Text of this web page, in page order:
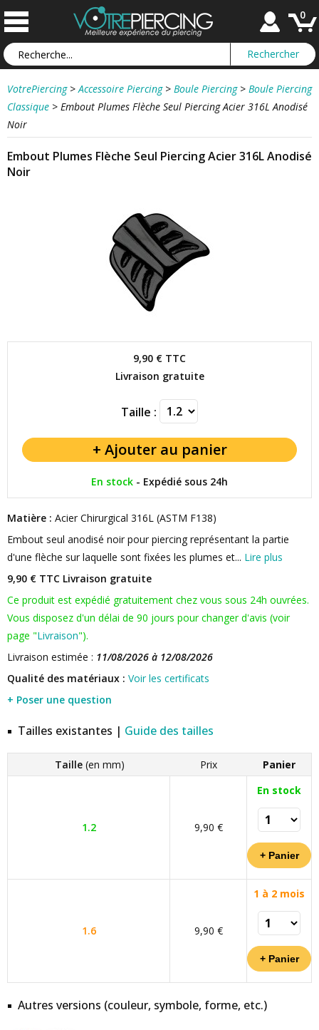
0
VotrePiercing > Accessoire Piercing > Boule Piercing > Boule Piercing
Classique > Embout Plumes Flèche Seul Piercing Acier 316L Anodisé
Noir
Embout Plumes Flèche Seul Piercing Acier 316L Anodisé
Noir
9,90 € TTC
Livraison gratuite
Taille :
En stock - Expédié sous 24h
Matière : Acier Chirurgical 316L (ASTM F138)
Embout seul anodisé noir pour piercing représentant la partie
d'une flèche sur laquelle sont fixées les plumes et... Lire plus
9,90 € TTC Livraison gratuite
Ce produit est expédié gratuitement chez vous sous 24h ouvrées.
Vous disposez d'un délai de 90 jours pour changer d'avis (voir
page "Livraison").
Livraison estimée : 11/08/2026 à 12/08/2026
Qualité des matériaux : Voir les certificats
+ Poser une question
Tailles existantes | Guide des tailles
Taille(en mm) Prix Panier
1.2 9,90 €
En stock
1.6 9,90 €
1 à 2 mois
Autres versions (couleur, symbole, forme, etc.)